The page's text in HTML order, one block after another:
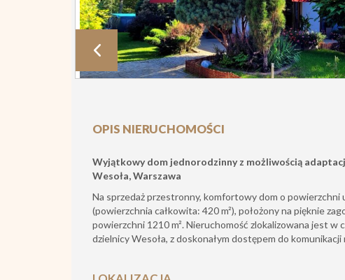
OPIS NIERUCHOMOŚCI
Wyjątkowy dom jednorodzinny z możliwością
Wesoła, Warszawa
Na sprzedaż przestronny, komfortowy dom o powierzchni
(powierzchnia całkowita: 420 m²), położony na pięknie
powierzchni 1210 m². Nieruchomość zlokalizowana jest w
dzielnicy Wesoła, z doskonałym dostępem do